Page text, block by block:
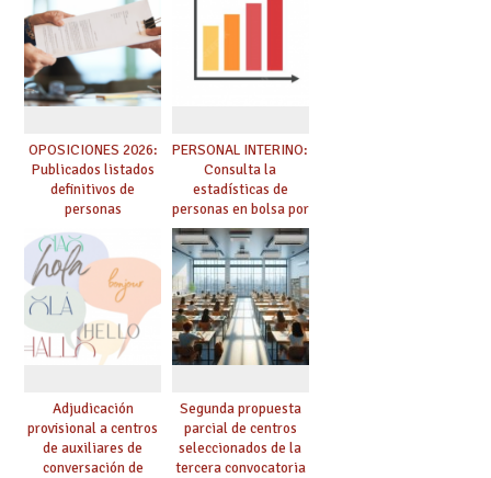
OPOSICIONES 2026:
Publicados listados
definitivos de
personas
seleccionadas. ¿Qué
hacer ahora si he
obtenido plaza?
PERSONAL INTERINO:
Consulta la
estadísticas de
personas en bolsa por
cuerpo, especialidad
y tipo de bolsa para
el curso 26/27
Adjudicación
provisional a centros
de auxiliares de
conversación de
Segunda propuesta
parcial de centros
seleccionados de la
tercera convocatoria